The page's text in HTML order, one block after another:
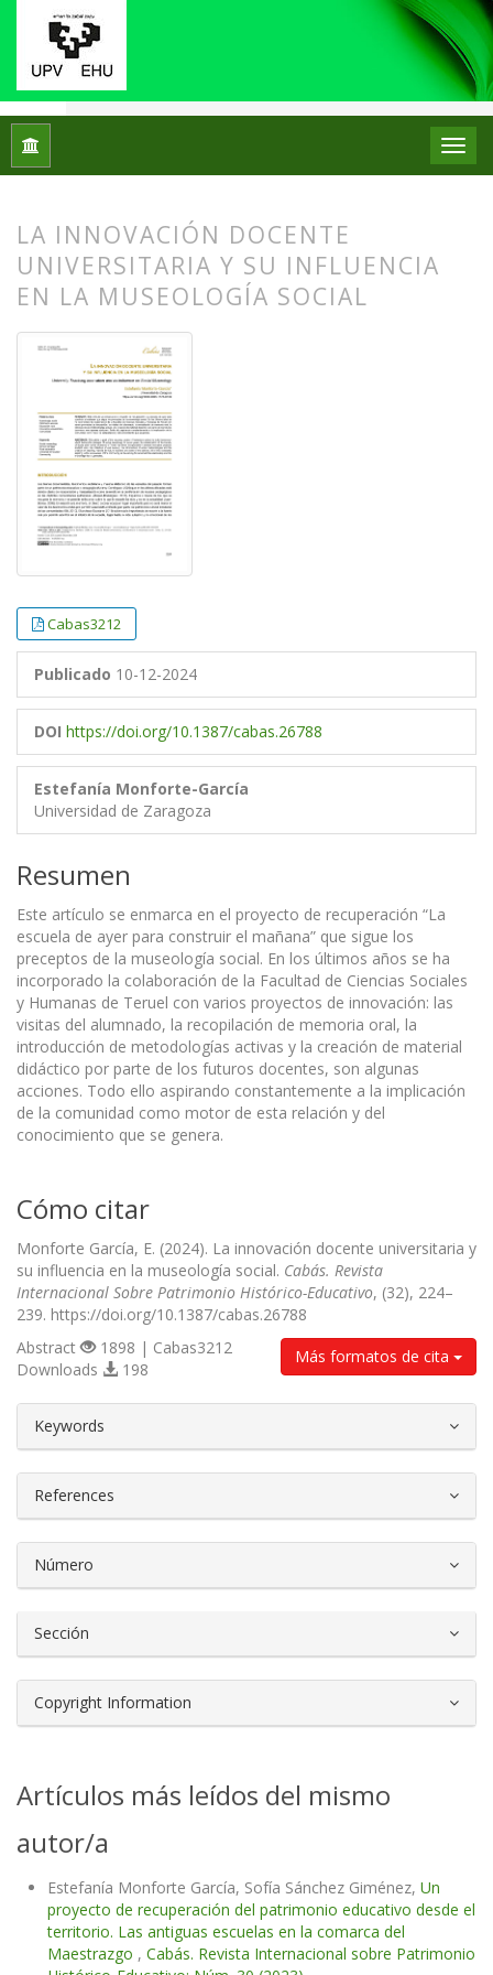
Inicio
LA INNOVACIÓN DOCENTE
UNIVERSITARIA Y SU INFLUENCIA
EN LA MUSEOLOGÍA SOCIAL
Cabas3212
Publicado 10-12-2024
DOI https://doi.org/10.1387/cabas.26788
Estefanía Monforte-García
Universidad de Zaragoza
Resumen
Este artículo se enmarca en el proyecto de recuperación “La
escuela de ayer para construir el mañana” que sigue los
preceptos de la museología social. En los últimos años se ha
incorporado la colaboración de la Facultad de Ciencias Sociales
y Humanas de Teruel con varios proyectos de innovación: las
visitas del alumnado, la recopilación de memoria oral, la
introducción de metodologías activas y la creación de material
didáctico por parte de los futuros docentes, son algunas
acciones. Todo ello aspirando constantemente a la implicación
de la comunidad como motor de esta relación y del
conocimiento que se genera.
Cómo citar
Monforte García, E. (2024). La innovación docente universitaria y
su influencia en la museología social. Cabás. Revista
Internacional Sobre Patrimonio Histórico-Educativo, (32), 224–
239. https://doi.org/10.1387/cabas.26788
Más formatos de cita
Abstract
1898 | Cabas3212
Downloads
198
Keywords
References
Número
Sección
Copyright Information
Artículos más leídos del mismo
autor/a
Estefanía Monforte García, Sofía Sánchez Giménez, Un
proyecto de recuperación del patrimonio educativo desde el
territorio. Las antiguas escuelas en la comarca del
Maestrazgo , Cabás. Revista Internacional sobre Patrimonio